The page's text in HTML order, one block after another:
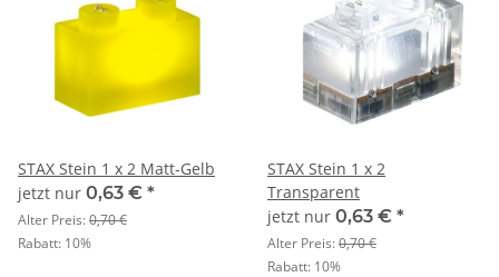
STAX Stein 1 x 2 Matt-Gelb
jetzt nur 0,63 € *
Alter Preis:0,70 €
Rabatt: 10%
STAX Stein 1 x 2
Transparent
jetzt nur 0,63 € *
Alter Preis:0,70 €
Rabatt: 10%